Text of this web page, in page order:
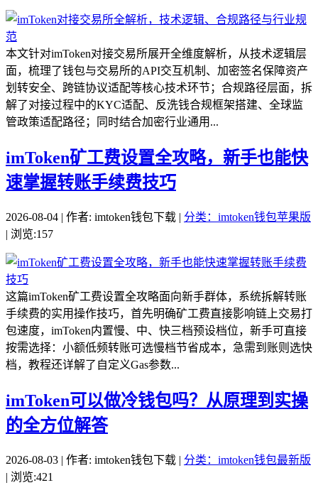
本文针对imToken对接交易所展开全维度解析，从技术逻辑层
面，梳理了钱包与交易所的API交互机制、加密签名保障资产
划转安全、跨链协议适配等核心技术环节；合规路径层面，拆
解了对接过程中的KYC适配、反洗钱合规框架搭建、全球监
管政策适配路径；同时结合加密行业通用...
imToken矿工费设置全攻略，新手也能快
速掌握转账手续费技巧
2026-08-04 | 作者: imtoken钱包下载 | 分类：imtoken钱包苹果版
| 浏览:157
这篇imToken矿工费设置全攻略面向新手群体，系统拆解转账
手续费的实用操作技巧，首先明确矿工费直接影响链上交易打
包速度，imToken内置慢、中、快三档预设档位，新手可直接
按需选择：小额低频转账可选慢档节省成本，急需到账则选快
档，教程还详解了自定义Gas参数...
imToken可以做冷钱包吗？从原理到实操
的全方位解答
2026-08-03 | 作者: imtoken钱包下载 | 分类：imtoken钱包最新版
| 浏览:421